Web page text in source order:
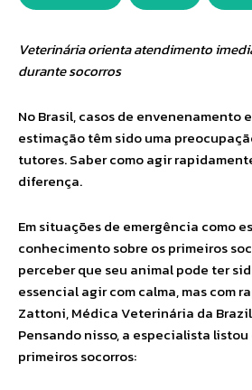
Veterinária orienta atendimento
durante socorros
No Brasil, casos de envenenamento
estimação têm sido uma
tutores. Saber como agir
diferença.
Em situações de emergência como
conhecimento sobre os primeiros
perceber que seu animal pode ter
essencial agir com calma, mas com
Zattoni, Médica Veterinária da
Pensando nisso, a especialista
primeiros socorros: